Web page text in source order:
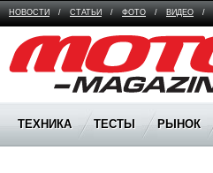
НОВОСТИ / СТАТЬИ / ФОТО / ВИДЕО /
Moto Magazine
ТЕХНИКА ТЕСТЫ РЫНОК